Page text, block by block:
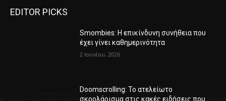
EDITOR PICKS
Smombies: Η επικίνδυνη συνήθεια που
έχει γίνει καθημερινότητα
2 Ιουνίου, 2026
Doomscrolling: Το ατελείωτο
σκρολάρισμα στις κακές ειδήσεις που